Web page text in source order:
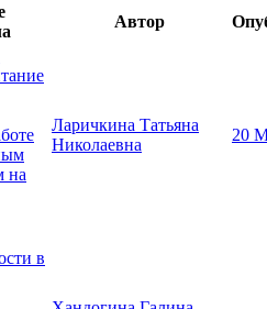
Автор
на
Ларичкина Татьяна
Николаевна
20
в